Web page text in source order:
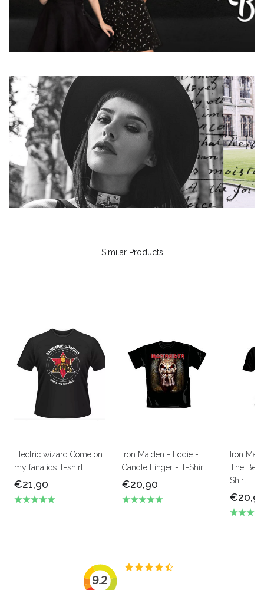
Similar Products
Electric wizard Come on
my fanatics T-shirt
€21,90
Iron Maiden - Eddie -
Candle Finger - T-Shirt
€20,90
Iron
The
Shirt